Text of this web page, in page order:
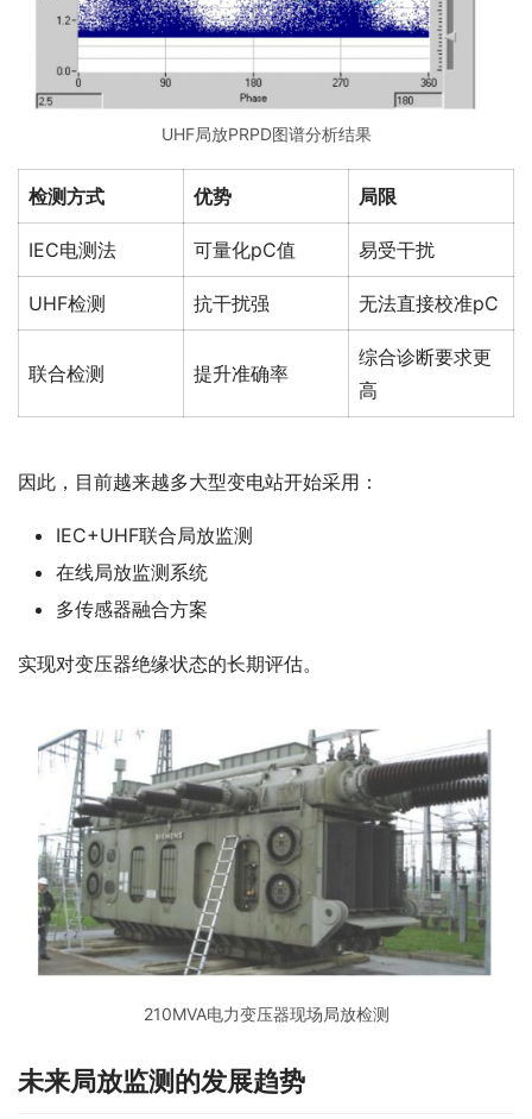
UHF局放PRPD图谱分析结果
检测方式 优势 局限
IEC电测法 可量化pC值 易受干扰
UHF检测 抗干扰强 无法直接校准pC
联合检测 提升准确率
综合诊断要求更
高
因此，目前越来越多大型变电站开始采用：
IEC+UHF联合局放监测
在线局放监测系统
多传感器融合方案
实现对变压器绝缘状态的长期评估。
210MVA电力变压器现场局放检测
未来局放监测的发展趋势